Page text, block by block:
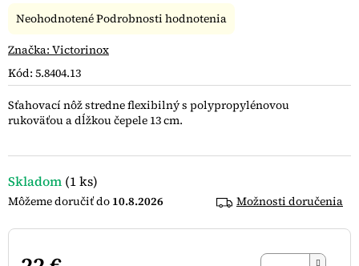
Kód: 5.8404.13
Skladom (1 ks)
10.8.2026 Možnosti doručenia
Sťahovací nôž stredne flexibilný s polypropylénovou
rukoväťou a dĺžkou čepele 13 cm.
Priemerné
produktu
0,0
5
hviezdičiek.
NeohodnotenéPodrobnosti hodnotenia
Značka: Victorinox